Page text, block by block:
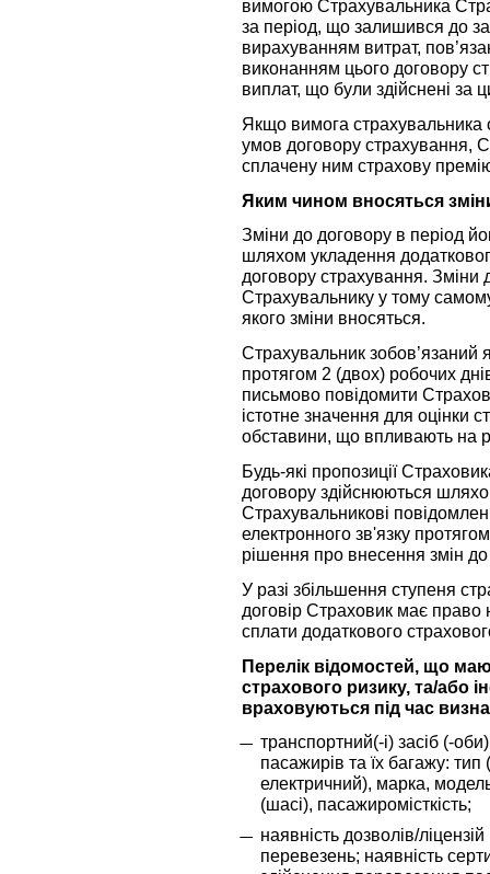
вимогою Страхувальника
за період, що залишився до
вирахуванням витрат,
виконанням цього договору
виплат, що були здійснені за
Якщо вимога
умов договору страхування,
сплачену ним страхову
Яким чином вносяться
Зміни до договору в період
шляхом укладення
договору страхування. Зміни
Страхувальнику у тому
якого зміни вносяться.
Страхувальник
протягом 2 (двох) робочих
письмово повідомити
істотне значення для оцінки
обставини, що впливають на
Будь-які пропозиції
договору здійснюються
Страхувальникові
електронного зв'язку
рішення про внесення змін до
У разі збільшення ступеня
договір Страховик має
сплати додаткового
Перелік відомостей, що
страхового ризику, та/або
враховуються під час
транспортний(-і) засіб (-
пасажирів та їх багажу:
електричний), марка,
(шасі), пасажиромісткість;
наявність дозволів/
перевезень; наявність